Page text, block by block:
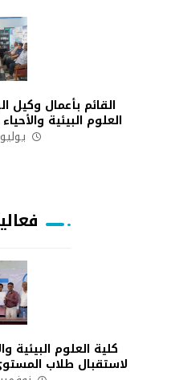
القائم بأعمال وكيل
العلوم البيئية
يوليو 8, 2026
كلية العلوم البيئية
لاستقبال طلاب